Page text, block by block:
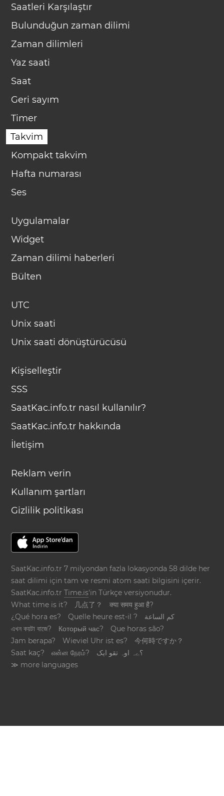
Saatleri Karşılaştır
Bulunduğun zaman dilimi
Zaman dilimleri
Yaz saati
Saat
Geri sayım
Timer
Takvim
Kompakt takvim
Hafta numarası
Ses
Uygulamalar
Widget
Zaman dilimi haberleri
Bülten
UTC
Unix saati
Unix saati dönüştürücüsü
Kişiselleştir
SSS
SaatKac.info.tr nasıl kullanılır?
SaatKac.info.tr hakkında
İletişim
Reklam verin
Kullanım şartları
Gizlilik politikası
SaatKac.info.tr 7 milyondan fazla lokasyonda 58 dilde her
saat dilimi için tam ve resmi atom saati bilgisini içerir.
SaatKac.info.trTime.is'in Türkçe versiyonudur.
What time is it?
几点了？
क्या समय हुआ है?
¿Qué hora es?
Quelle heure est-il ?
كم الساعة
এখন কয়টা বাজে?
Который час?
Que horas são?
Jam berapa?
Wieviel Uhr ist es?
今何時ですか？
Saat kaç?
என்ன நேரம்?
؟ےہ اوہ تقو ایک
≫ more languages